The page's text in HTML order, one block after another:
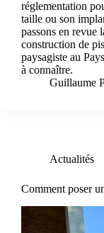
réglementation
taille ou son
passons en revue
construction de
paysagiste au
à connaître.
Guillaume
Actualités
Comment poser